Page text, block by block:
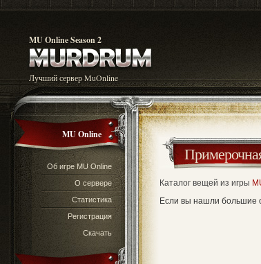
MU Online Season 2
Лучший сервер MuOnline
MU Online
Об игре MU Online
О сервере
Статистика
Регистрация
Скачать
Каталог вещей из игры
Если вы нашли большие